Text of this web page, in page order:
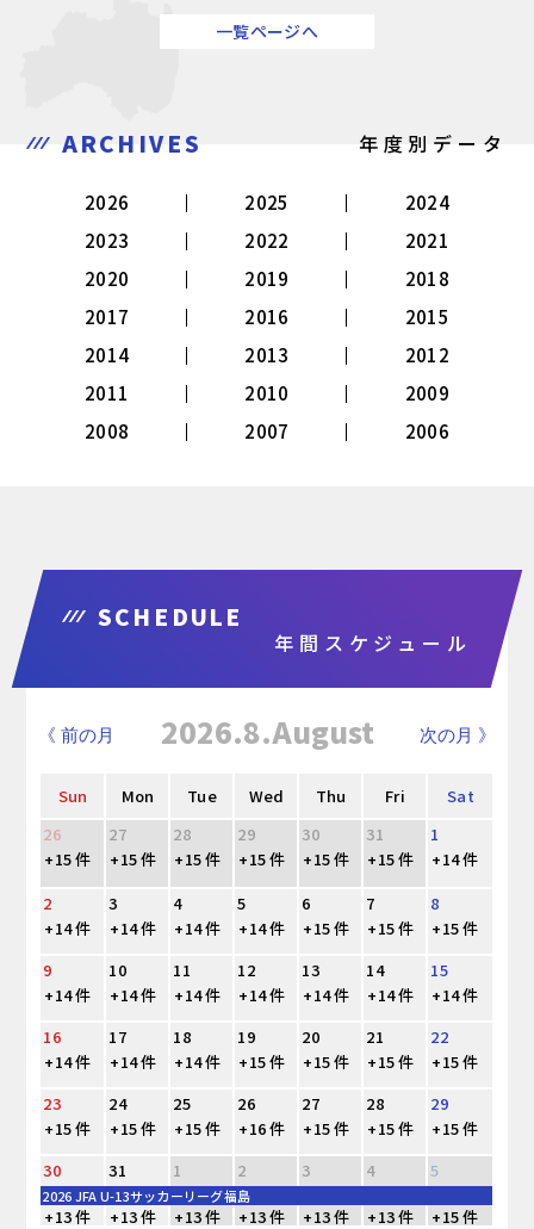
一覧ページへ
ARCHIVES 年度別データ
2026 2025
2024
2023
2022
2021
2020
2019
2018
2017
2016
2015
2014
2013
2012
2011
2010
2009
2008
2007 2006
SCHEDULE
年間スケジュール
《 前の月 次の月 》
2026.8.August
Sun Mon Tue Wed Thu Fri
Sat
26
27 28 29 30 31
1
+15 件
+15 件 +15 件 +15 件 +15 件 +15 件
+14 件
2
3 4 5 6 7
8
+14 件
+14 件 +14 件 +14 件 +15 件 +15 件
+15 件
9
10 11 12 13 14
15
+14 件
+14 件 +14 件 +14 件 +14 件 +14 件
+14 件
16
17 18 19 20 21
22
+14 件
+14 件 +14 件 +15 件 +15 件 +15 件
+15 件
23
24 25 26 27 28
29
+15 件
+15 件 +15 件 +16 件 +15 件 +15 件
+15 件
30
31 1 2 3 4 5
2026 JFA U-13サッカーリーグ福島
+13 件 +13 件 +13 件 +13 件 +13 件 +13 件
+15 件